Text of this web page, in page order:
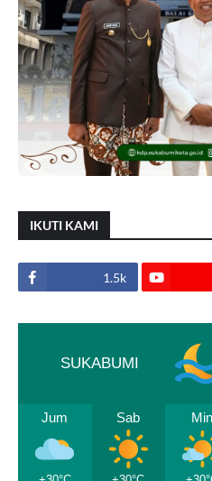
IKUTI KAMI
1.5k
SUKABUMI
Jum Sab Min